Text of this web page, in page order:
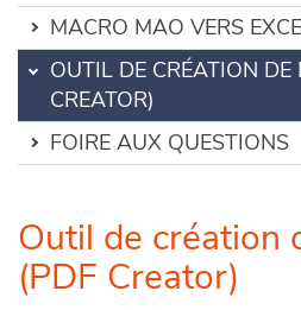
MACRO MAO VERS
OUTIL DE CRÉATION
CREATOR)
FOIRE AUX QUESTIONS
Outil de création
(PDF Creator)